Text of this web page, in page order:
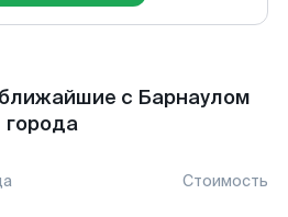
с Барнаулом
города
Стоимость